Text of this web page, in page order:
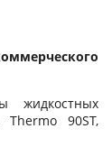
жидкостных
90ST,